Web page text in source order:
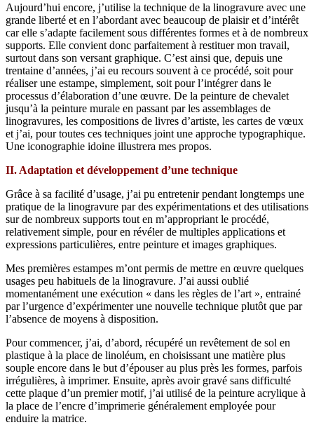
Aujourd’hui encore, j’utilise la technique de la linogravure avec une
grande liberté et en l’abordant avec beaucoup de plaisir et d’intérêt
car elle s’adapte facilement sous différentes formes et à de nombreux
supports. Elle convient donc parfaitement à restituer mon travail,
surtout dans son versant graphique. C’est ainsi que, depuis une
trentaine d’années, j’ai eu recours souvent à ce procédé, soit pour
réaliser une estampe, simplement, soit pour l’intégrer dans le
processus d’élaboration d’une œuvre. De la peinture de chevalet
jusqu’à la peinture murale en passant par les assemblages de
linogravures, les compositions de livres d’artiste, les cartes de vœux
et j’ai, pour toutes ces techniques joint une approche typographique.
Une iconographie idoine illustrera mes propos.
II. Adaptation et développement d’une technique
Grâce à sa facilité d’usage, j’ai pu entretenir pendant longtemps une
pratique de la linogravure par des expérimentations et des utilisations
sur de nombreux supports tout en m’appropriant le procédé,
relativement simple, pour en révéler de multiples applications et
expressions particulières, entre peinture et images graphiques.
Mes premières estampes m’ont permis de mettre en œuvre quelques
usages peu habituels de la linogravure. J’ai aussi oublié
momentanément une exécution « dans les règles de l’art », entrainé
par l’urgence d’expérimenter une nouvelle technique plutôt que par
l’absence de moyens à disposition.
Pour commencer, j’ai, d’abord, récupéré un revêtement de sol en
plastique à la place de linoléum, en choisissant une matière plus
souple encore dans le but d’épouser au plus près les formes, parfois
irrégulières, à imprimer. Ensuite, après avoir gravé sans difficulté
cette plaque d’un premier motif, j’ai utilisé de la peinture acrylique à
la place de l’encre d’imprimerie généralement employée pour
enduire la matrice.